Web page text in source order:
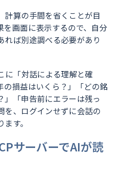
計算の手間を省くことが目
を画面に表示するので、自分
れば別途調べる必要があり
に「対話による理解と確
の損益はいくら？」「どの銘
」「申告前にエラーは残っ
を、ログインせずに会話の
す。
サーバーでAIが読